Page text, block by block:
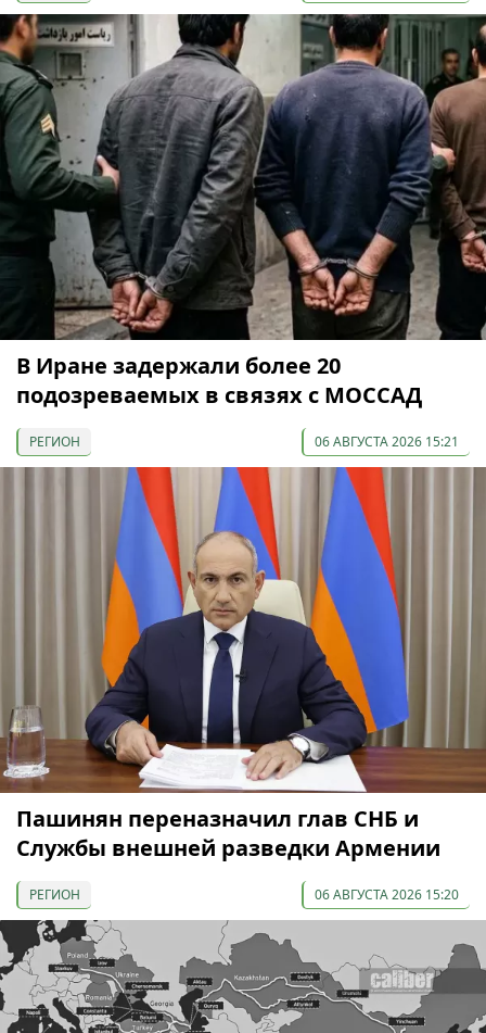
В Иране задержали более 20
подозреваемых в связях с МОССАД
РЕГИОН 06 АВГУСТА 2026 15:21
Пашинян переназначил глав СНБ и
Службы внешней разведки Армении
РЕГИОН 06 АВГУСТА 2026 15:20